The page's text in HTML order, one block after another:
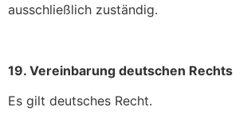
ausschließlich zuständig.
19. Vereinbarung deutschen Rechts
Es gilt deutsches Recht.